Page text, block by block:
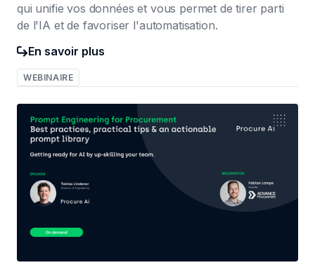
qui unifie vos données et vous permet de tirer parti
de l'IA et de favoriser l'automatisation.
En savoir plus
WEBINAIRE